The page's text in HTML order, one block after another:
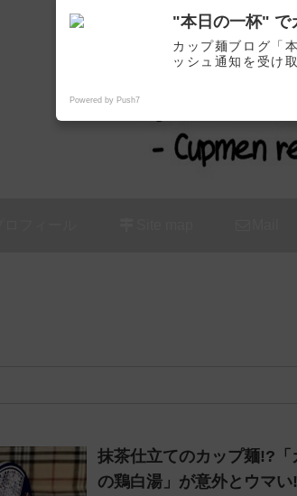
カップ麺の新商品
抹茶仕立てのカップ麺!?
の鶏白湯」が意外とウマ
"本日の一杯" で
カップ麺ブログ「
ッシュ通知を受け
Powered by Push7